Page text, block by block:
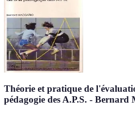
Théorie et pratique de
pédagogie des A.P.S. - Bernard